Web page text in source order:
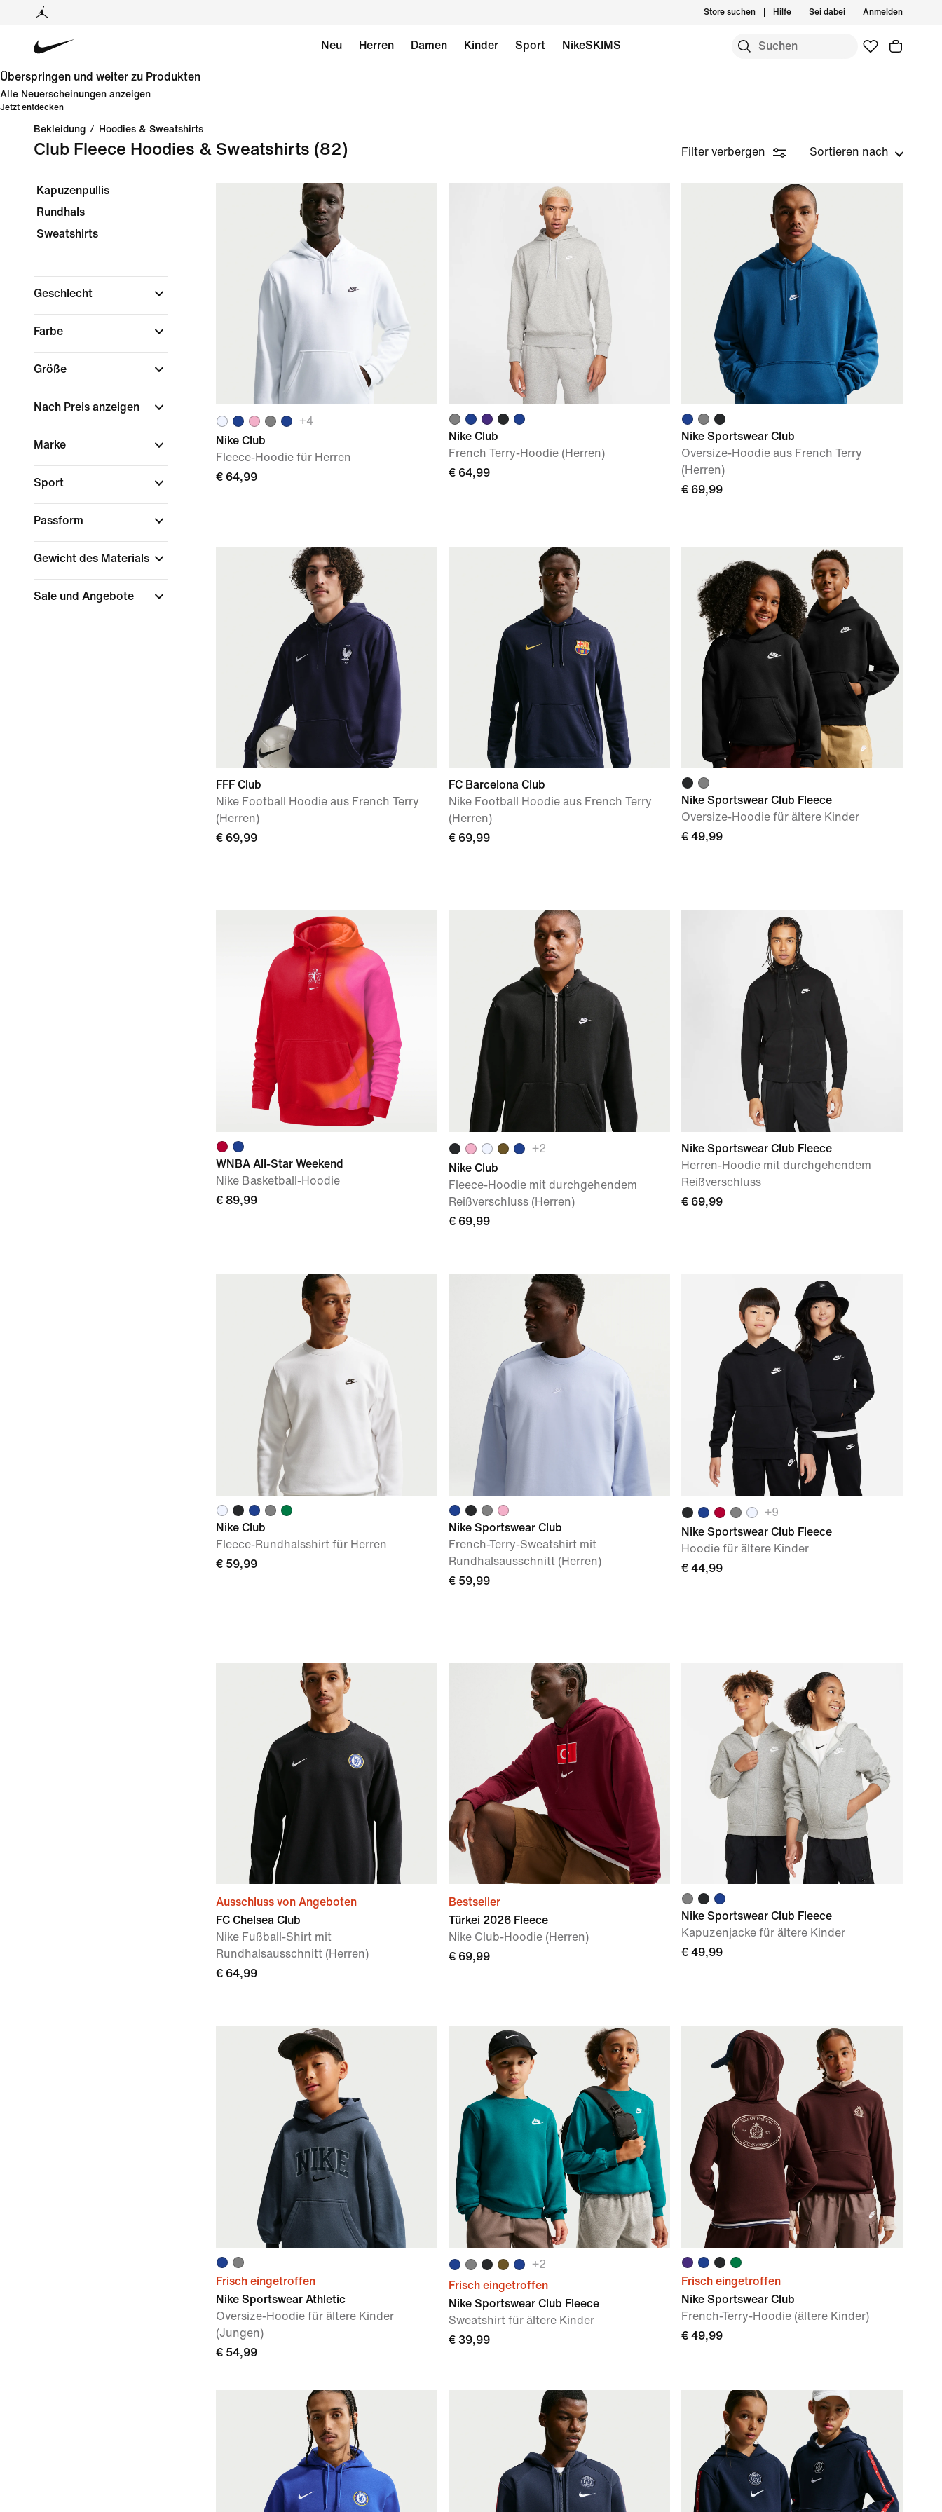
Store suchen Hilfe Sei dabei Anmelden
Neu Herren Damen Kinder Sport NikeSKIMS
Überspringen und weiter zu Produkten
Alle Neuerscheinungen anzeigen
Jetzt entdecken
Bekleidung / Hoodies & Sweatshirts
Club Fleece Hoodies & Sweatshirts (82) Filter verbergen Sortieren nach
Kapuzenpullis
Rundhals
Sweatshirts
Geschlecht
Farbe
Größe
Nach Preis anzeigen
Marke
Sport
Passform
Gewicht des Materials
Sale und Angebote
+4
Nike Club
Fleece-Hoodie für Herren
€ 64,99
Nike Club
French Terry-Hoodie (Herren)
€ 64,99
Nike Sportswear Club
Oversize-Hoodie aus French Terry
(Herren)
€ 69,99
FFF Club
Nike Football Hoodie aus French Terry
(Herren)
€ 69,99
FC Barcelona Club
Nike Football Hoodie aus French Terry
(Herren)
€ 69,99
Nike Sportswear Club Fleece
Oversize-Hoodie für ältere Kinder
€ 49,99
WNBA All-Star Weekend
Nike Basketball-Hoodie
€ 89,99
+2
Nike Club
Fleece-Hoodie mit durchgehendem
Reißverschluss (Herren)
€ 69,99
Nike Sportswear Club Fleece
Herren-Hoodie mit durchgehendem
Reißverschluss
€ 69,99
Nike Club
Fleece-Rundhalsshirt für Herren
€ 59,99
Nike Sportswear Club
French-Terry-Sweatshirt mit
Rundhalsausschnitt (Herren)
€ 59,99
+9
Nike Sportswear Club Fleece
Hoodie für ältere Kinder
€ 44,99
Ausschluss von Angeboten
FC Chelsea Club
Nike Fußball-Shirt mit
Rundhalsausschnitt (Herren)
€ 64,99
Bestseller
Türkei 2026 Fleece
Nike Club-Hoodie (Herren)
€ 69,99
Nike Sportswear Club Fleece
Kapuzenjacke für ältere Kinder
€ 49,99
Frisch eingetroffen
Nike Sportswear Athletic
Oversize-Hoodie für ältere Kinder
(Jungen)
€ 54,99
+2
Frisch eingetroffen
Nike Sportswear Club Fleece
Sweatshirt für ältere Kinder
€ 39,99
Frisch eingetroffen
Nike Sportswear Club
French-Terry-Hoodie (ältere Kinder)
€ 49,99